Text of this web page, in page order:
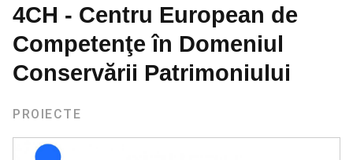
4CH - Centru European de
Competenţe în Domeniul
Conservării Patrimoniului
PROIECTE